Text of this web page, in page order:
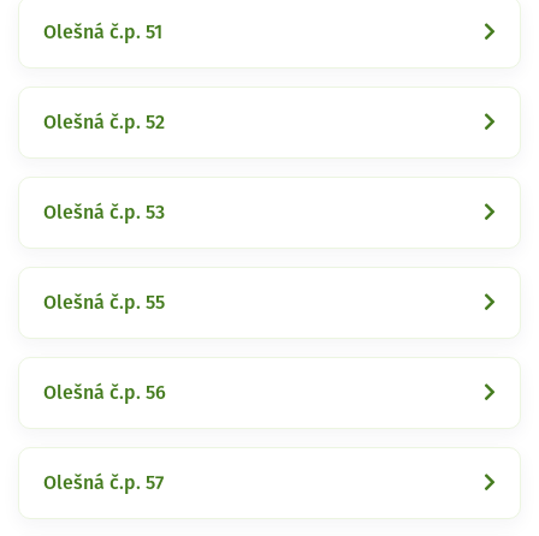
Olešná č.p. 51
Olešná č.p. 52
Olešná č.p. 53
Olešná č.p. 55
Olešná č.p. 56
Olešná č.p. 57